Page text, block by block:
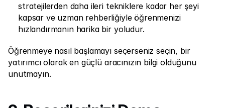
stratejilerden daha ileri tekniklere kadar her şeyi
kapsar ve uzman rehberliğiyle öğrenmenizi
hızlandırmanın harika bir yoludur.
Öğrenmeye nasıl başlamayı seçerseniz seçin, bir
yatırımcı olarak en güçlü aracınızın bilgi olduğunu
unutmayın.